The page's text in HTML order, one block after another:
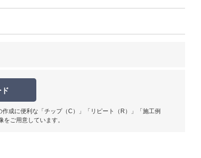
成に便利な「チップ（C）」「リピート（R）」「施工例
をご用意しています。